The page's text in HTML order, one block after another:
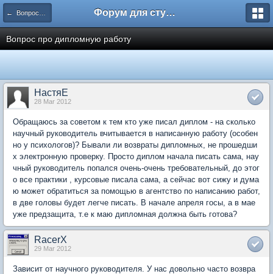
← Вопросы и ответы Форум для студента СГА
Вопрос про дипломную работу
НастяЕ
28 Mar 2012
Обращаюсь за советом к тем кто уже писал диплом - на сколько
научный руководитель вчитывается в написанную работу (особен
но у психологов)? Бывали ли возвраты дипломных, не прошедши
х электронную проверку. Просто диплом начала писать сама, нау
чный руководитель попался очень-очень требовательный, до этог
о все практики , курсовые писала сама, а сейчас вот сижу и дума
ю может обратиться за помощью в агентство по написанию работ,
в две головы будет легче писать. В начале апреля госы, а в мае
уже предзащита, т.е к маю дипломная должна быть готова?
RacerX
29 Mar 2012
Зависит от научного руководителя. У нас довольно часто возвра